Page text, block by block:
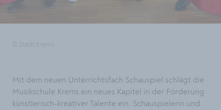
Mit dem neuen Unterrichtsfach Schauspiel schlägt die
Musikschule Krems ein neues Kapitel in der Förderung
künstlerisch-kreativer Talente ein. Schauspielerin und